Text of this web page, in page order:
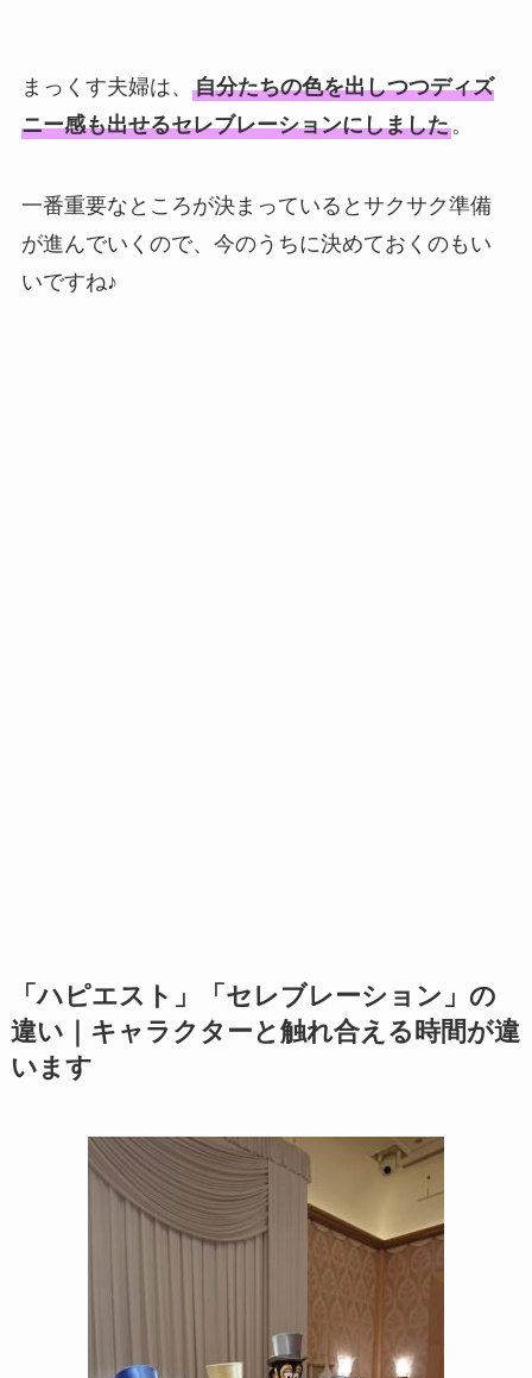
まっくす夫婦は、 自分たちの色を出しつつディズ
ニー感も出せるセレブレーションにしました。
一番重要なところが決まっているとサクサク準備
が進んでいくので、今のうちに決めておくのもい
いですね♪
「ハピエスト」「セレブレーション」の
違い｜キャラクターと触れ合える時間が違
います